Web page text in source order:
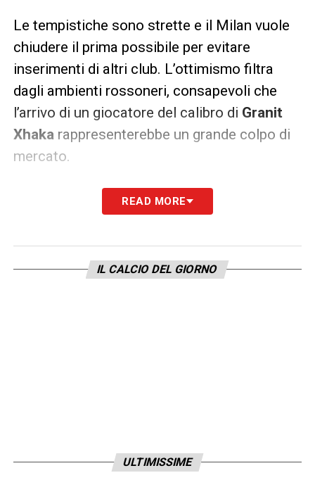
Le tempistiche sono strette e il Milan vuole
chiudere il prima possibile per evitare
inserimenti di altri club. L’ottimismo filtra
dagli ambienti rossoneri, consapevoli che
l’arrivo di un giocatore del calibro di Granit
Xhaka rappresenterebbe un grande colpo di
mercato.
calciomercato Milan 2025/2026
pieno fermento, questa operazione si
nel lieto fine per vedere presto il
centrocampista svizzero con la maglia
READ MORE
IL CALCIO DEL GIORNO
ULTIMISSIME